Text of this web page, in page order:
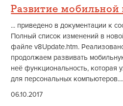
Развитие
... приведено в документации к
Полный список изменений в
файле v8Update.htm.
продолжаем развивать
неё функциональность, которая
для персональных компьютеров....
06.10.2017